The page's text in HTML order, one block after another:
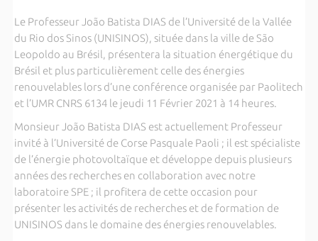
Le Professeur João Batista DIAS de l’Université de la Vallée
du Rio dos Sinos (UNISINOS), située dans la ville de São
Leopoldo au Brésil, présentera la situation énergétique du
Brésil et plus particulièrement celle des énergies
renouvelables lors d’une conférence organisée par Paolitech
et l’UMR CNRS 6134 le jeudi 11 Février 2021 à 14 heures.
Monsieur João Batista DIAS est actuellement Professeur
invité à l’Université de Corse Pasquale Paoli ; il est spécialiste
de l’énergie photovoltaïque et développe depuis plusieurs
années des recherches en collaboration avec notre
laboratoire SPE ; il profitera de cette occasion pour
présenter les activités de recherches et de formation de
UNISINOS dans le domaine des énergies renouvelables.